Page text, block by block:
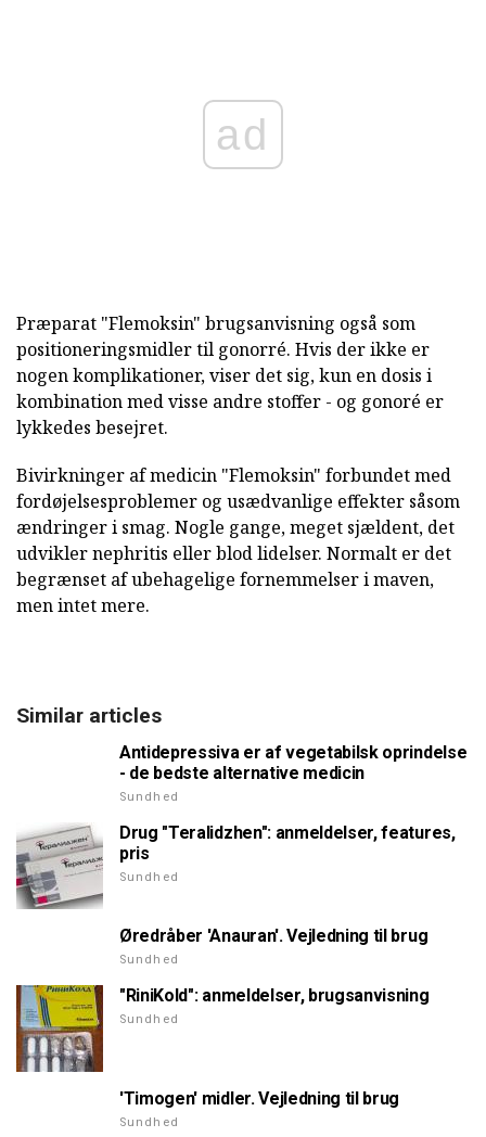
ad
Præparat "Flemoksin" brugsanvisning også som
positioneringsmidler til gonorré. Hvis der ikke er
nogen komplikationer, viser det sig, kun en dosis i
kombination med visse andre stoffer - og gonoré er
lykkedes besejret.
Bivirkninger af medicin "Flemoksin" forbundet med
fordøjelsesproblemer og usædvanlige effekter såsom
ændringer i smag. Nogle gange, meget sjældent, det
udvikler nephritis eller blod lidelser. Normalt er det
begrænset af ubehagelige fornemmelser i maven,
men intet mere.
Similar articles
Antidepressiva er af vegetabilsk oprindelse
- de bedste alternative medicin
Sundhed
Drug "Teralidzhen": anmeldelser, features,
pris
Sundhed
Øredråber 'Anauran'. Vejledning til brug
Sundhed
"RiniKold": anmeldelser, brugsanvisning
Sundhed
'Timogen' midler. Vejledning til brug
Sundhed